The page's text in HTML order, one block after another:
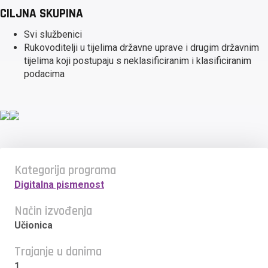
Kategorija programa
Digitalna pismenost
Način izvođenja
Učionica
Trajanje u danima
CILJNA SKUPINA
Svi službenici
Rukovoditelji u tijelima državne uprave i drugim državnim
tijelima koji postupaju s neklasificiranim i klasificiranim
podacima